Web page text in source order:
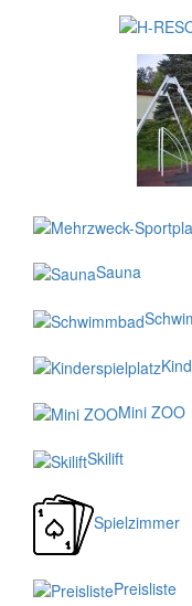
Sauna
Mini ZOO
Skilift
Spielzimmer
Preisliste